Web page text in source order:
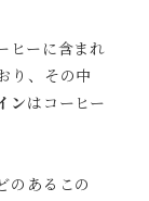
ヒーに含まれ
り、その中
ンはコーヒー
のあるこの